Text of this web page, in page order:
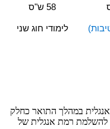
58 ש"ס
לימודי חוג שני
במהלך התואר כחלק
להשלמת רמת אנגלית של